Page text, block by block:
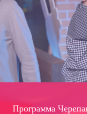
Программа